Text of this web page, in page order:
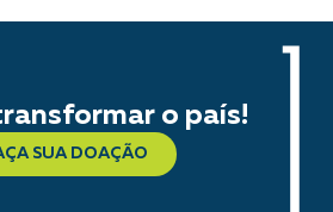
o país!
SUA DOAÇÃO